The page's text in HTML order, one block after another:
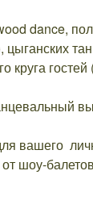
dance,
круга
вашего
шоу-